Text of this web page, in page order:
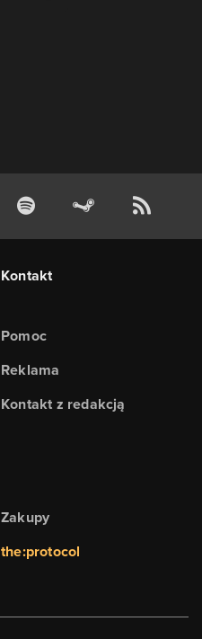
Kontakt
Pomoc
Reklama
Kontakt z redakcją
Zakupy
the:protocol